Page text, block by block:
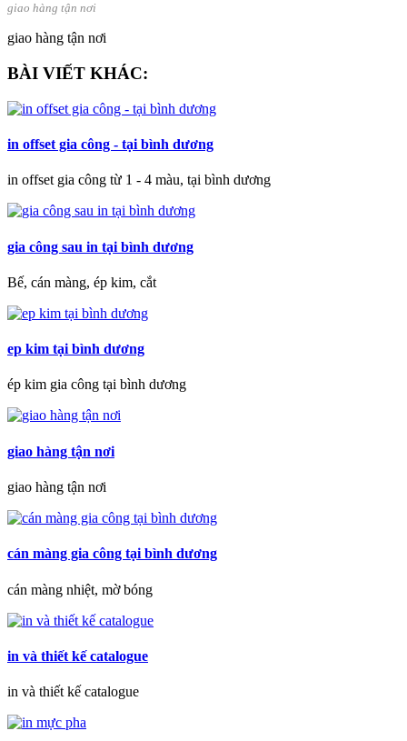
giao hàng tận nơi
giao hàng tận nơi
BÀI VIẾT KHÁC:
in offset gia công - tại bình dương
in offset gia công từ 1 - 4 màu, tại bình dương
gia công sau in tại bình dương
Bế, cán màng, ép kim, cắt
ep kim tại bình dương
ép kim gia công tại bình dương
giao hàng tận nơi
giao hàng tận nơi
cán màng gia công tại bình dương
cán màng nhiệt, mờ bóng
in và thiết kế catalogue
in và thiết kế catalogue